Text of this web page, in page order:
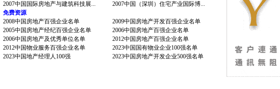
2007中国国际房地产与建筑科技展...
2007中国（深圳）住宅产业国际博...
免费资源
2008中国房地产百强企业名单
2009中国房地产开发百强企业名单
2005中国房地产经纪百强企业名单
2006中国房地产百强企业名单
2006中国房地产及优秀单位名单
2012中国房地产百强企业名单
2012中国物业服务百强企业名单
2023中国国有物业企业100强名单
2023中国地产经理人100强
2023中国房地产开发企业500强名单